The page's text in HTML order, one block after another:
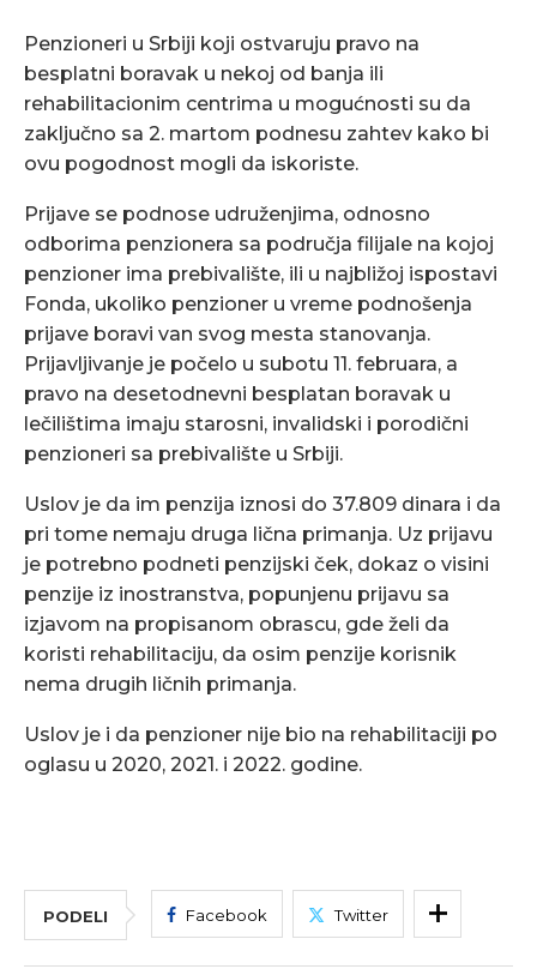
Penzioneri u Srbiji koji ostvaruju pravo na
besplatni boravak u nekoj od banja ili
rehabilitacionim centrima u mogućnosti su da
zaključno sa 2. martom podnesu zahtev kako bi
ovu pogodnost mogli da iskoriste.
Prijave se podnose udruženjima, odnosno
odborima penzionera sa područja filijale na kojoj
penzioner ima prebivalište, ili u najbližoj ispostavi
Fonda, ukoliko penzioner u vreme podnošenja
prijave boravi van svog mesta stanovanja.
Prijavljivanje je počelo u subotu 11. februara, a
pravo na desetodnevni besplatan boravak u
lečilištima imaju starosni, invalidski i porodični
penzioneri sa prebivalište u Srbiji.
Uslov je da im penzija iznosi do 37.809 dinara i da
pri tome nemaju druga lična primanja. Uz prijavu
je potrebno podneti penzijski ček, dokaz o visini
penzije iz inostranstva, popunjenu prijavu sa
izjavom na propisanom obrascu, gde želi da
koristi rehabilitaciju, da osim penzije korisnik
nema drugih ličnih primanja.
Uslov je i da penzioner nije bio na rehabilitaciji po
oglasu u 2020, 2021. i 2022. godine.
PODELI Facebook Twitter